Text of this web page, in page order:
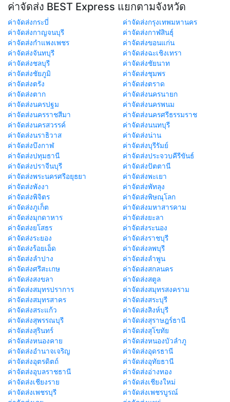
ค่าจัดส่ง BEST Express แยกตามจังหวัด
ค่าจัดส่งกระบี่
ค่าจัดส่งกรุงเทพมหานคร
ค่าจัดส่งกาญจนบุรี
ค่าจัดส่งกาฬสินธุ์
ค่าจัดส่งกำแพงเพชร
ค่าจัดส่งขอนแก่น
ค่าจัดส่งจันทบุรี
ค่าจัดส่งฉะเชิงเทรา
ค่าจัดส่งชลบุรี
ค่าจัดส่งชัยนาท
ค่าจัดส่งชัยภูมิ
ค่าจัดส่งชุมพร
ค่าจัดส่งตรัง
ค่าจัดส่งตราด
ค่าจัดส่งตาก
ค่าจัดส่งนครนายก
ค่าจัดส่งนครปฐม
ค่าจัดส่งนครพนม
ค่าจัดส่งนครราชสีมา
ค่าจัดส่งนครศรีธรรมราช
ค่าจัดส่งนครสวรรค์
ค่าจัดส่งนนทบุรี
ค่าจัดส่งนราธิวาส
ค่าจัดส่งน่าน
ค่าจัดส่งบึงกาฬ
ค่าจัดส่งบุรีรัมย์
ค่าจัดส่งปทุมธานี
ค่าจัดส่งประจวบคีรีขันธ์
ค่าจัดส่งปราจีนบุรี
ค่าจัดส่งปัตตานี
ค่าจัดส่งพระนครศรีอยุธยา
ค่าจัดส่งพะเยา
ค่าจัดส่งพังงา
ค่าจัดส่งพัทลุง
ค่าจัดส่งพิจิตร
ค่าจัดส่งพิษณุโลก
ค่าจัดส่งภูเก็ต
ค่าจัดส่งมหาสารคาม
ค่าจัดส่งมุกดาหาร
ค่าจัดส่งยะลา
ค่าจัดส่งยโสธร
ค่าจัดส่งระนอง
ค่าจัดส่งระยอง
ค่าจัดส่งราชบุรี
ค่าจัดส่งร้อยเอ็ด
ค่าจัดส่งลพบุรี
ค่าจัดส่งลำปาง
ค่าจัดส่งลำพูน
ค่าจัดส่งศรีสะเกษ
ค่าจัดส่งสกลนคร
ค่าจัดส่งสงขลา
ค่าจัดส่งสตูล
ค่าจัดส่งสมุทรปราการ
ค่าจัดส่งสมุทรสงคราม
ค่าจัดส่งสมุทรสาคร
ค่าจัดส่งสระบุรี
ค่าจัดส่งสระแก้ว
ค่าจัดส่งสิงห์บุรี
ค่าจัดส่งสุพรรณบุรี
ค่าจัดส่งสุราษฎร์ธานี
ค่าจัดส่งสุรินทร์
ค่าจัดส่งสุโขทัย
ค่าจัดส่งหนองคาย
ค่าจัดส่งหนองบัวลำภู
ค่าจัดส่งอำนาจเจริญ
ค่าจัดส่งอุดรธานี
ค่าจัดส่งอุตรดิตถ์
ค่าจัดส่งอุทัยธานี
ค่าจัดส่งอุบลราชธานี
ค่าจัดส่งอ่างทอง
ค่าจัดส่งเชียงราย
ค่าจัดส่งเชียงใหม่
ค่าจัดส่งเพชรบุรี
ค่าจัดส่งเพชรบูรณ์